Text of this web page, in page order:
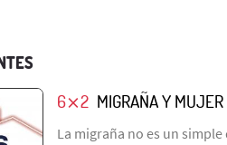
6⨯2 MIGRAÑA Y MUJER
La migraña no es un